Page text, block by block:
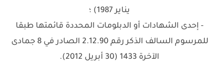
يناير 1987) ؛
- إحدى الشهادات أو الدبلومات المحددة قائمتها طبقا
للمرسوم السالف الذكر رقم 2.12.90 الصادر في 8 جمادى
الآخرة 1433 (30 أبريل 2012).